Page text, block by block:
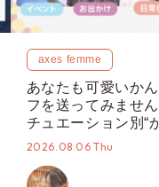
axes femme
あなたも可愛いか
フを送ってみませ
チュエーション別“
オススメ【ショッ
2026.08.06 Thu